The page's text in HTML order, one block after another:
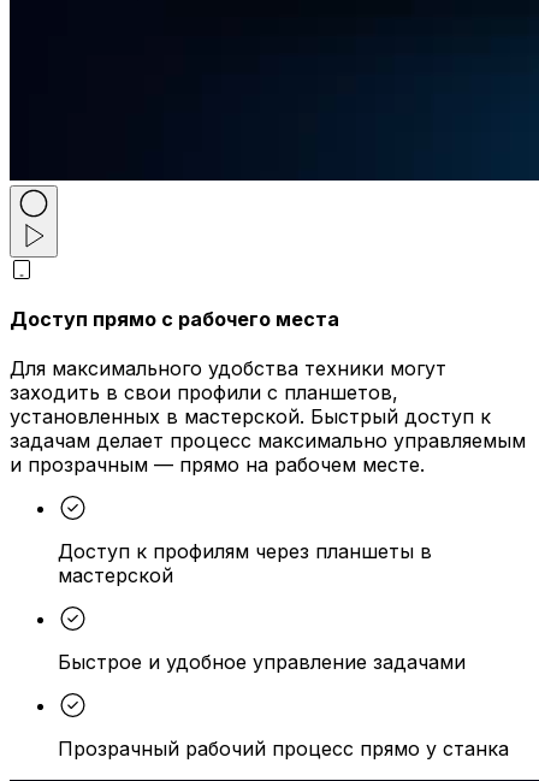
Доступ прямо с рабочего места
Для максимального удобства техники могут
заходить в свои профили с планшетов,
установленных в мастерской. Быстрый доступ к
задачам делает процесс максимально управляемым
и прозрачным — прямо на рабочем месте.
Доступ к профилям через планшеты в
мастерской
Быстрое и удобное управление задачами
Прозрачный рабочий процесс прямо у станка